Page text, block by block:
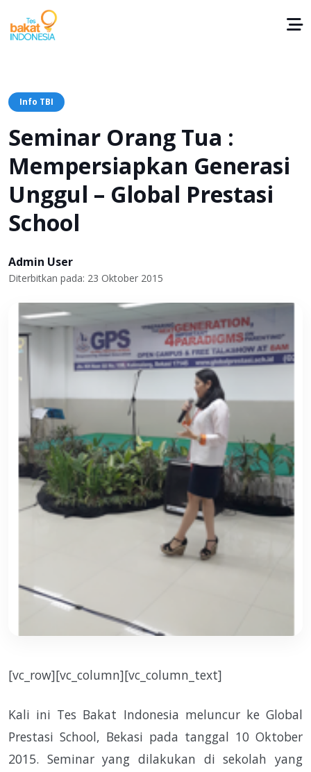
Info TBI
Seminar Orang Tua :
Mempersiapkan Generasi
Unggul – Global Prestasi
School
Admin User
Diterbitkan pada: 23 Oktober 2015
[vc_row][vc_column][vc_column_text]
Kali ini Tes Bakat Indonesia meluncur ke Global
Prestasi School, Bekasi pada tanggal 10 Oktober
2015. Seminar yang dilakukan di sekolah yang